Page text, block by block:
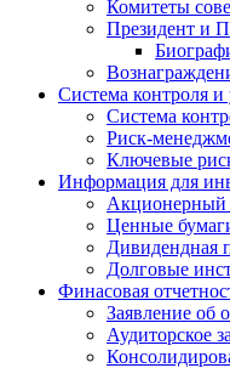
Комитеты
Президент и
Система контроля
Система
Риск-
Ключевые
Информация для
Акционерный
Ценные
Дивидендная
Долговые
Финасовая
Заявление об
Аудиторское